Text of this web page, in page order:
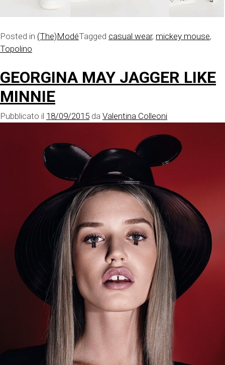
Posted in (The)ModéTagged casual wear, mickey mouse,
Topolino
GEORGINA MAY JAGGER LIKE
MINNIE
Pubblicato il 18/09/2015 da Valentina Colleoni